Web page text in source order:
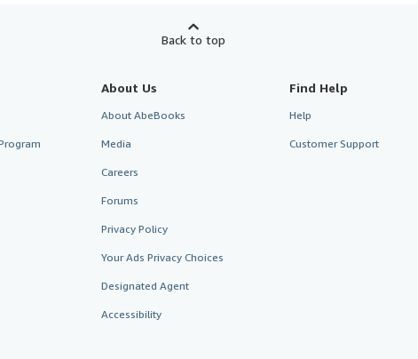
Back to top
About Us
About AbeBooks
Media
Careers
Forums
Privacy Policy
Your Ads Privacy Choices
Designated Agent
Accessibility
Find Help
Help
Customer Support